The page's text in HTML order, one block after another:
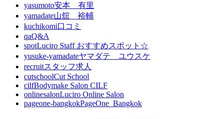
yasumoto安本 有里
yamadate山舘 裕輔
kuchikomi口コミ
qaQ&A
spotLuciro Staff おすすめスポット☆
yusuke-yamadateヤマダテ ユウスケ
recruitスタッフ求人
cutschoolCut School
cilfBodymake Salon CILF
onlinesalonLuciro Online Salon
pageone-bangkokPageOne_Bangkok